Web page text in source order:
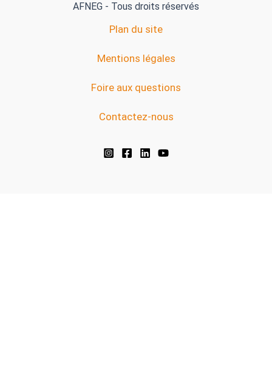
AFNEG - Tous droits réservés
Plan du site
Mentions légales
Foire aux questions
Contactez-nous